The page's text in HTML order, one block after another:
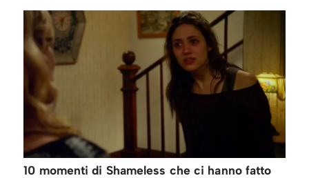
10 momenti di Shameless che ci hanno fatto